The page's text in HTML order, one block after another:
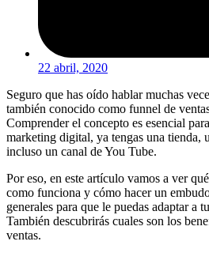
22 abril, 2020
Seguro que has oído hablar muchas
también conocido como funnel de
Comprender el concepto es esencial
marketing digital, ya tengas una tienda,
incluso un canal de You Tube.
Por eso, en este artículo vamos a ver
como funciona y cómo hacer un
generales para que le puedas adaptar a
También descubrirás cuales son los
ventas.